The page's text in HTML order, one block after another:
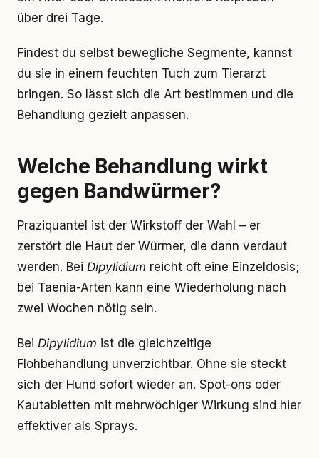
über drei Tage.
Findest du selbst bewegliche Segmente, kannst
du sie in einem feuchten Tuch zum Tierarzt
bringen. So lässt sich die Art bestimmen und die
Behandlung gezielt anpassen.
Welche Behandlung wirkt
gegen Bandwürmer?
Praziquantel ist der Wirkstoff der Wahl – er
zerstört die Haut der Würmer, die dann verdaut
werden. Bei Dipylidium reicht oft eine Einzeldosis;
bei Taenia-Arten kann eine Wiederholung nach
zwei Wochen nötig sein.
Bei Dipylidium ist die gleichzeitige
Flohbehandlung unverzichtbar. Ohne sie steckt
sich der Hund sofort wieder an. Spot-ons oder
Kautabletten mit mehrwöchiger Wirkung sind hier
effektiver als Sprays.